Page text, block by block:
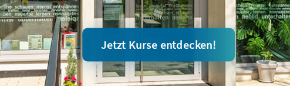
Jetzt Kurse entdecken!